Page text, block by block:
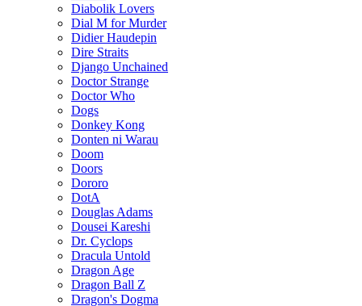
Diabolik Lovers
Dial M for Murder
Didier Haudepin
Dire Straits
Django Unchained
Doctor Strange
Doctor Who
Dogs
Donkey Kong
Donten ni Warau
Doom
Doors
Dororo
DotA
Douglas Adams
Dousei Kareshi
Dr. Cyclops
Dracula Untold
Dragon Age
Dragon Ball Z
Dragon's Dogma